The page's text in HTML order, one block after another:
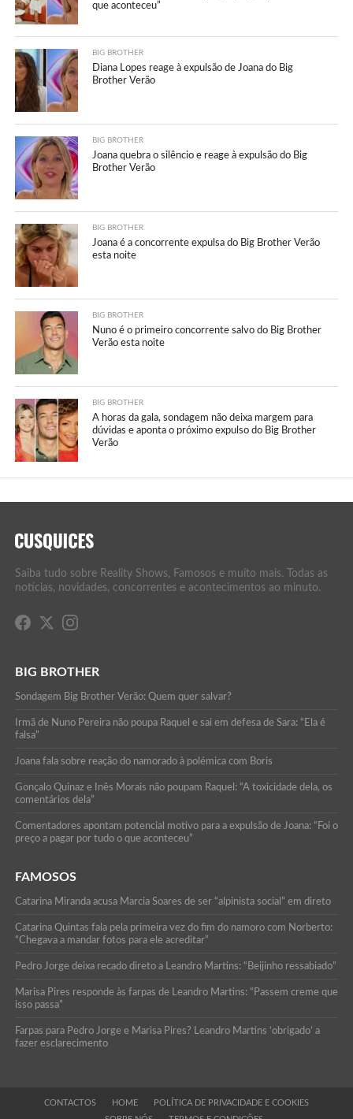
que aconteceu”
BIG BROTHER
Diana Lopes reage à expulsão de Joana do Big
Brother Verão
BIG BROTHER
Joana quebra o silêncio e reage à expulsão do Big
Brother Verão
BIG BROTHER
Joana é a concorrente expulsa do Big Brother Verão
esta noite
BIG BROTHER
Nuno é o primeiro concorrente salvo do Big Brother
Verão esta noite
BIG BROTHER
A horas da gala, sondagem não deixa margem para
dúvidas e aponta o próximo expulso do Big Brother
Verão
Saiba tudo sobre Reality Shows, Famosos e muito mais. Todas as
notícias, novidades, concorrentes e acontecimentos ao minuto.
BIG BROTHER
Sondagem Big Brother Verão: Quem quer salvar?
Irmã de Nuno Pereira não poupa Raquel e sai em defesa de Sara: “Ela é
falsa”
Joana fala sobre reação do namorado à polémica com Boris
Gonçalo Quinaz e Inês Morais não poupam Raquel: “A toxicidade dela, os
comentários dela”
Comentadores apontam potencial motivo para a expulsão de Joana: “Foi o
preço a pagar por tudo o que aconteceu”
FAMOSOS
Catarina Miranda acusa Marcia Soares de ser “alpinista social” em direto
Catarina Quintas fala pela primeira vez do fim do namoro com Norberto:
“Chegava a mandar fotos para ele acreditar”
Pedro Jorge deixa recado direto a Leandro Martins: “Beijinho ressabiado”
Marisa Pires responde às farpas de Leandro Martins: “Passem creme que
isso passa”
Farpas para Pedro Jorge e Marisa Pires? Leandro Martins ‘obrigado’ a
fazer esclarecimento
CONTACTOS HOME
POLÍTICA DE PRIVACIDADE E COOKIES